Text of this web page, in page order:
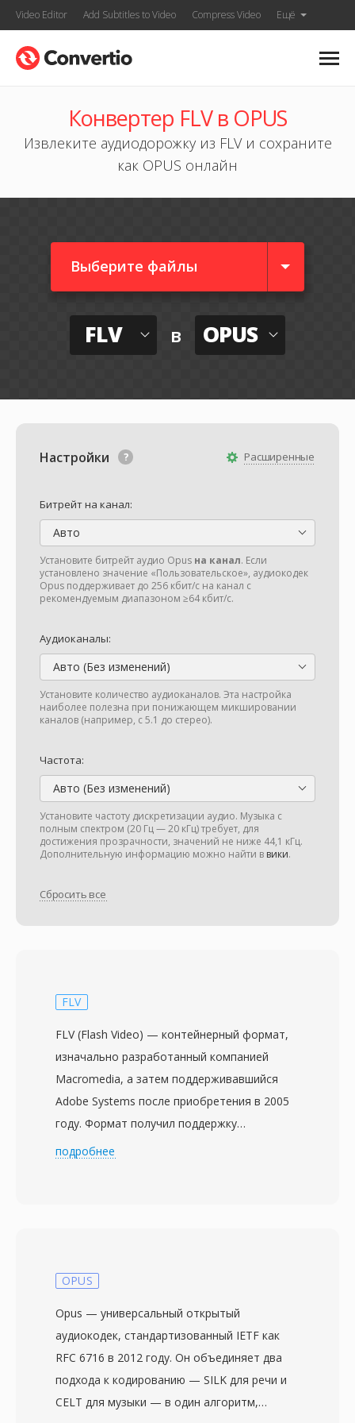
Video Editor Add Subtitles to Video Compress Video Ещё
Конвертер FLV в OPUS
Извлеките аудиодорожку из FLV и сохраните
как OPUS онлайн
Выберите файлы
FLV в OPUS
Расширенные
Настройки
Битрейт на канал:
Авто
Установите битрейт аудио Opus на канал. Если
установлено значение «Пользовательское», аудиокодек
Opus поддерживает до 256 кбит/с на канал с
рекомендуемым диапазоном ≥64 кбит/с.
Аудиоканалы:
Авто (Без изменений)
Установите количество аудиоканалов. Эта настройка
наиболее полезна при понижающем микшировании
каналов (например, с 5.1 до стерео).
Частота:
Авто (Без изменений)
Установите частоту дискретизации аудио. Музыка с
полным спектром (20 Гц — 20 кГц) требует, для
достижения прозрачности, значений не ниже 44,1 кГц.
Дополнительную информацию можно найти в вики.
Сбросить все
FLV
FLV (Flash Video) — контейнерный формат,
изначально разработанный компанией
Macromedia, а затем поддерживавшийся
Adobe Systems после приобретения в 2005
году. Формат получил поддержку
автономного воспроизведения с Flash
закодированное кодеком Sorenson Spark
упакованные в лёгкий проприетарный
контейнер, оптимизированный для
потоковой доставки. Главная сила FLV
состояла в возможности обеспечить
стабильное воспроизведение видео на
подробнее
OPUS
Opus — универсальный открытый
аудиокодек, стандартизованный IETF как
RFC 6716 в 2012 году. Он объединяет два
подхода к кодированию — SILK для речи и
CELT для музыки — в один алгоритм,